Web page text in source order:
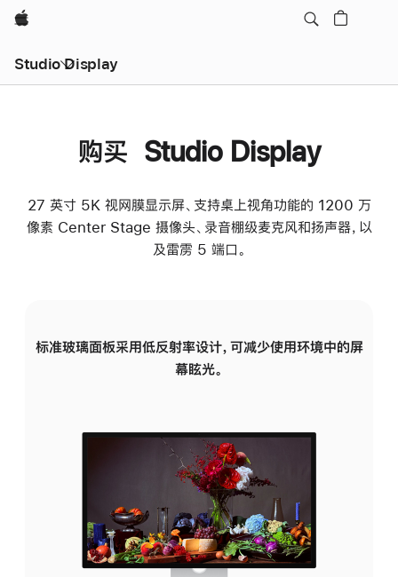
Apple
Studio Display
购买 Studio Display
27 英寸 5K 视网膜显示屏、支持桌上视角功能的 1200 万
像素 Center Stage 摄像头、录音棚级麦克风和扬声器，以
及雷雳 5 端口。
标准玻璃面板采用低反射率设计，可减少使用环境中的屏
幕眩光。